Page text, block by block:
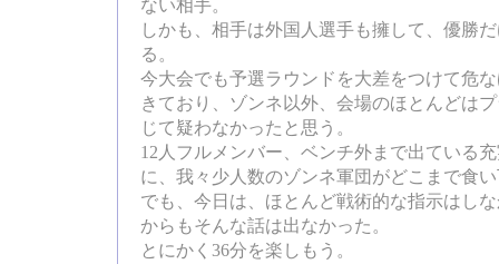
ない相手。
しかも、相手は外国人選手も擁して、優勝
る。
今大会でも予選ラウンドを大差をつけて危
きており、ゾンネ以外、会場のほとんどは
じて疑わなかったと思う。
12人フルメンバー、ベンチ外まで出ている
に、我々少人数のゾンネ軍団がどこまで食
でも、今日は、ほとんど戦術的な指示はし
からもそんな話は出なかった。
とにかく36分を楽しもう。